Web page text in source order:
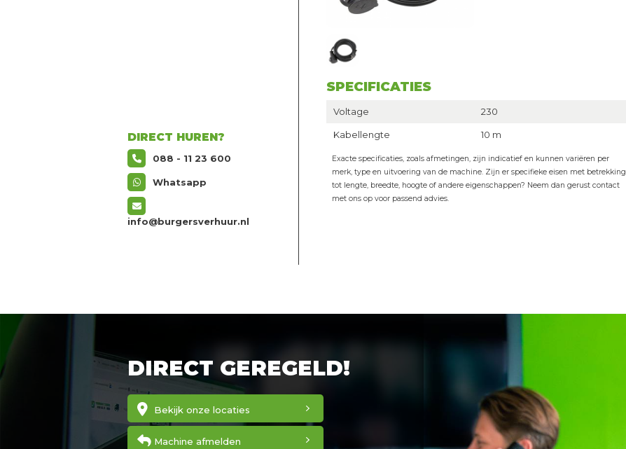
DIRECT HUREN?
088 - 11 23 600
Whatsapp
info@burgersverhuur.nl
SPECIFICATIES
Voltage 230
Kabellengte 10 m
Exacte specificaties, zoals afmetingen, zijn indicatief en kunnen variëren per
merk, type en uitvoering van de machine. Zijn er specifieke eisen met betrekking
tot lengte, breedte, hoogte of andere eigenschappen? Neem dan gerust contact
met ons op voor passend advies.
DIRECT GEREGELD!
Bekijk onze locaties
Machine afmelden